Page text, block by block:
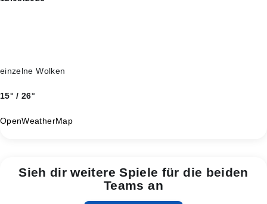
einzelne Wolken
15° / 26°
OpenWeatherMap
Sieh dir weitere Spiele für die beiden
Teams an